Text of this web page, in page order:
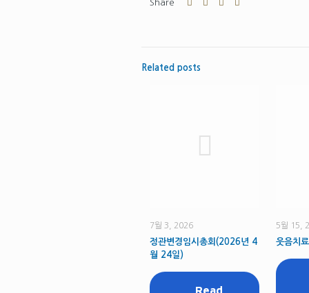
Share
Related posts
7월 3, 2026
정관변경임시총회(2026년 4
월 24일)
Read
5월 15,
웃음치